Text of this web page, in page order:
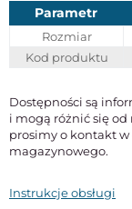
Parametr
Rozmiar
Kod produktu
Dostępności są
i mogą różnić się
prosimy o kontakt
magazynowego.
Instrukcje obsługi